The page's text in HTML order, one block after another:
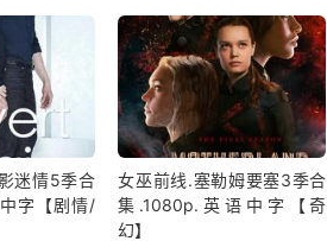
迷情5季合
字【剧情/
女巫前线.塞勒姆要塞3季合
集.1080p.英语中字【奇
幻】